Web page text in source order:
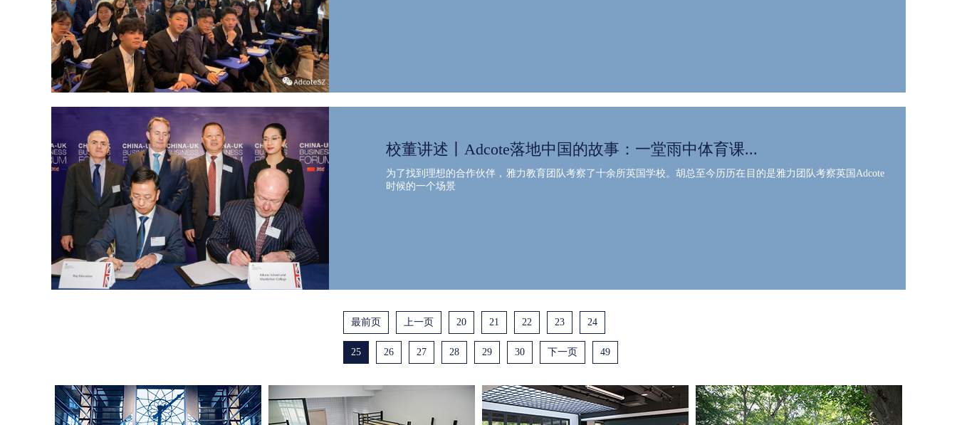
校董讲述丨Adcote落地中国的故事：一堂雨中体育课...
为了找到理想的合作伙伴，雅力教育团队考察了十余所英国学校。胡总至今历历在目的是雅力团队考察英国Adcote
时候的一个场景
最前页 上一页 20 21 22 23 24
25 26 27 28 29 30 下一页 49